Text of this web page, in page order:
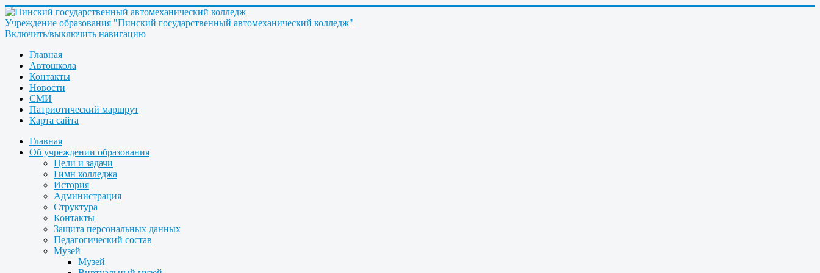
Учреждение образования "Пинский государственный автомеханический колледж"
Включить/выключить навигацию
Главная
Автошкола
Контакты
Новости
СМИ
Патриотический маршрут
Карта сайта
Главная
Об учреждении образования
Цели и задачи
Гимн колледжа
История
Администрация
Структура
Контакты
Защита персональных данных
Педагогический состав
Музей
Музей